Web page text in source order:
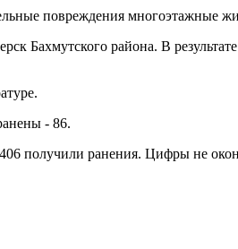
повреждения многоэтажные
Бахмутского района. В
- 86.
получили ранения. Цифры не